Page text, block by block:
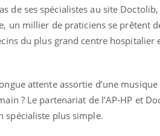
de ses spécialistes au site
un millier de praticiens se prêtent
du plus grand centre hospitalier
attente assortie d’une
? Le partenariat de l’AP-HP et
spécialiste plus simple.